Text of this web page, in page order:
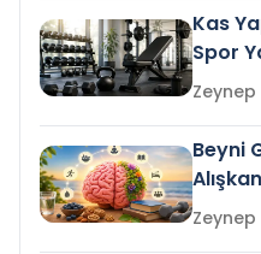
Kas
Spor
Beyni